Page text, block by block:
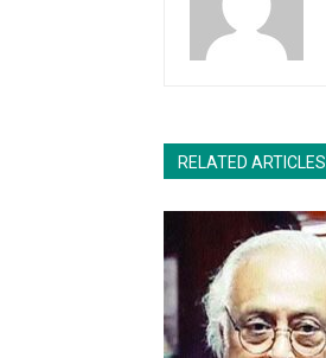
RELATED ARTICLES